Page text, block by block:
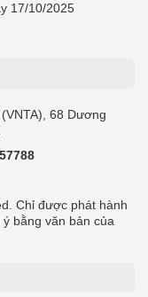
17/10/2025
68 Dương
Chỉ được phát hành
bằng văn bản của